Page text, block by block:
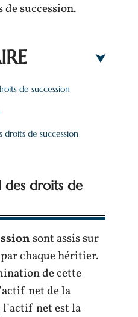
succession.
de succession
droits de succession
des droits de
sont assis sur
chaque héritier.
de cette
net de la
l’actif net est la